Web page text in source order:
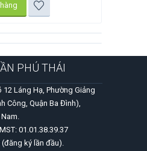
PHÚ THÁI
12 Láng Hạ, Phường Giảng
Công, Quận Ba Đình),
01.01.38.39.37
ký lần đầu).